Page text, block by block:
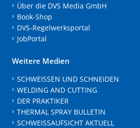
Über die DVS Media GmbH
Book-Shop
DVS-Regelwerksportal
JobPortal
Weitere Medien
SCHWEISSEN UND SCHNEIDEN
WELDING AND CUTTING
DER PRAKTIKER
THERMAL SPRAY BULLETIN
SCHWEISSAUFSICHT AKTUELL